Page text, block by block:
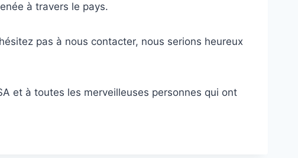
à travers le pays.
pas à nous contacter, nous serions heureux
et à toutes les merveilleuses personnes qui ont